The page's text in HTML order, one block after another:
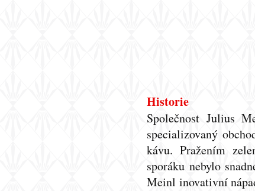
Historie
Společnost Julius
specializovaný
kávu. Pražením
sporáku nebylo
Meinl inovativní